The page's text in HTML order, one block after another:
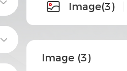
Image(3)
Image (3)